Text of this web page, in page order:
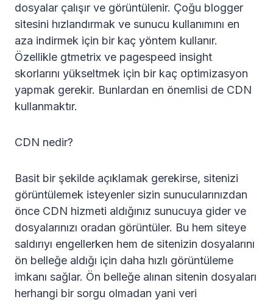
dosyalar çalışır ve görüntülenir. Çoğu blogger
sitesini hızlandırmak ve sunucu kullanımını en
aza indirmek için bir kaç yöntem kullanır.
Özellikle gtmetrix ve pagespeed insight
skorlarını yükseltmek için bir kaç optimizasyon
yapmak gerekir. Bunlardan en önemlisi de CDN
kullanmaktır.
CDN nedir?
Basit bir şekilde açıklamak gerekirse, sitenizi
görüntülemek isteyenler sizin sunucularınızdan
önce CDN hizmeti aldığınız sunucuya gider ve
dosyalarınızı oradan görüntüler. Bu hem siteye
saldırıyı engellerken hem de sitenizin dosyalarını
ön belleğe aldığı için daha hızlı görüntüleme
imkanı sağlar. Ön belleğe alınan sitenin dosyaları
herhangi bir sorgu olmadan yani veri